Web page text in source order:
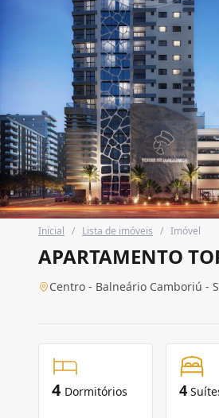
Inicial / Lista de imóveis / Imóvel
APARTAMENTO
Centro - Balneário Camboriú -
4 Dormitórios 4